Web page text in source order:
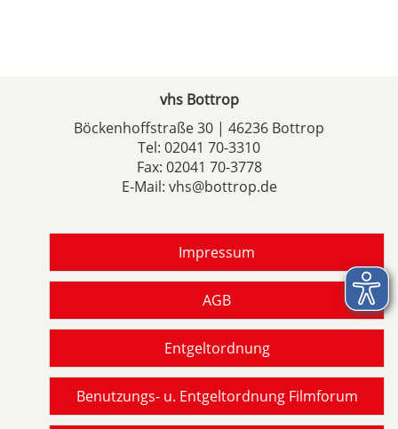
vhs Bottrop
Böckenhoffstraße 30 | 46236 Bottrop
Tel: 02041 70-3310
Fax: 02041 70-3778
E-Mail: vhs@bottrop.de
Impressum
AGB
Entgeltordnung
Benutzungs- u. Entgeltordnung Filmforum